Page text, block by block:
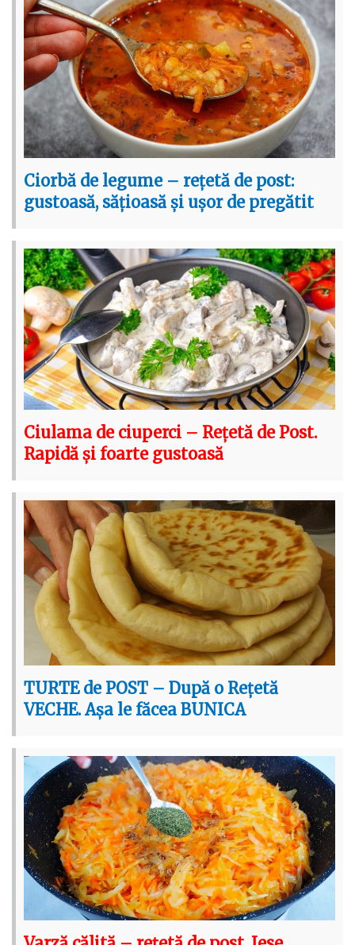
Ciorbă de legume – rețetă de post:
gustoasă, sățioasă și ușor de pregătit
Ciulama de ciuperci – Rețetă de Post.
Rapidă și foarte gustoasă
TURTE de POST – După o Rețetă
VECHE. Așa le făcea BUNICA